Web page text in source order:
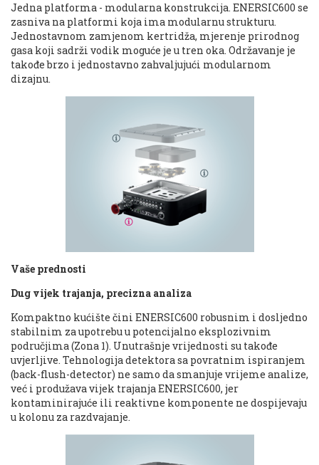
Jedna platforma - modularna konstrukcija. ENERSIC600 se
zasniva na platformi koja ima modularnu strukturu.
Jednostavnom zamjenom kertridža, mjerenje prirodnog
gasa koji sadrži vodik moguće je u tren oka. Održavanje je
takođe brzo i jednostavno zahvaljujući modularnom
dizajnu.
Vaše prednosti
Dug vijek trajanja, precizna analiza
Kompaktno kućište čini ENERSIC600 robusnim i dosljedno
stabilnim za upotrebu u potencijalno eksplozivnim
područjima (Zona 1). Unutrašnje vrijednosti su takođe
uvjerljive. Tehnologija detektora sa povratnim ispiranjem
(back-flush-detector) ne samo da smanjuje vrijeme analize,
već i produžava vijek trajanja ENERSIC600, jer
kontaminirajuće ili reaktivne komponente ne dospijevaju
u kolonu za razdvajanje.